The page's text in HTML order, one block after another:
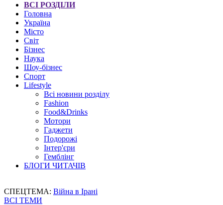
ВСІ РОЗДІЛИ
Головна
Україна
Місто
Світ
Бізнес
Наука
Шоу-бізнес
Спорт
Lifestyle
Всі новини розділу
Fashion
Food&Drinks
Мотори
Гаджети
Подорожі
Інтер'єри
Гемблінг
БЛОГИ ЧИТАЧІВ
СПЕЦТЕМА: Війна в Ірані
ВСІ ТЕМИ